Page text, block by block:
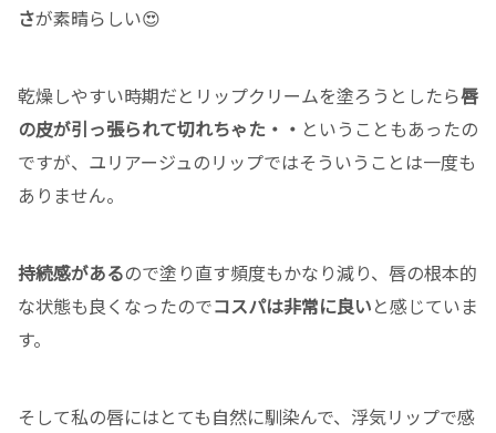
さが素晴らしい😍
乾燥しやすい時期だとリップクリームを塗ろうとしたら唇
の皮が引っ張られて切れちゃた・・ ということもあったの
ですが、ユリアージュのリップではそういうことは一度も
ありません。
持続感があるので塗り直す頻度もかなり減り、唇の根本的
な状態も良くなったのでコスパは非常に良いと感じていま
す。
そして私の唇にはとても自然に馴染んで、浮気リップで感